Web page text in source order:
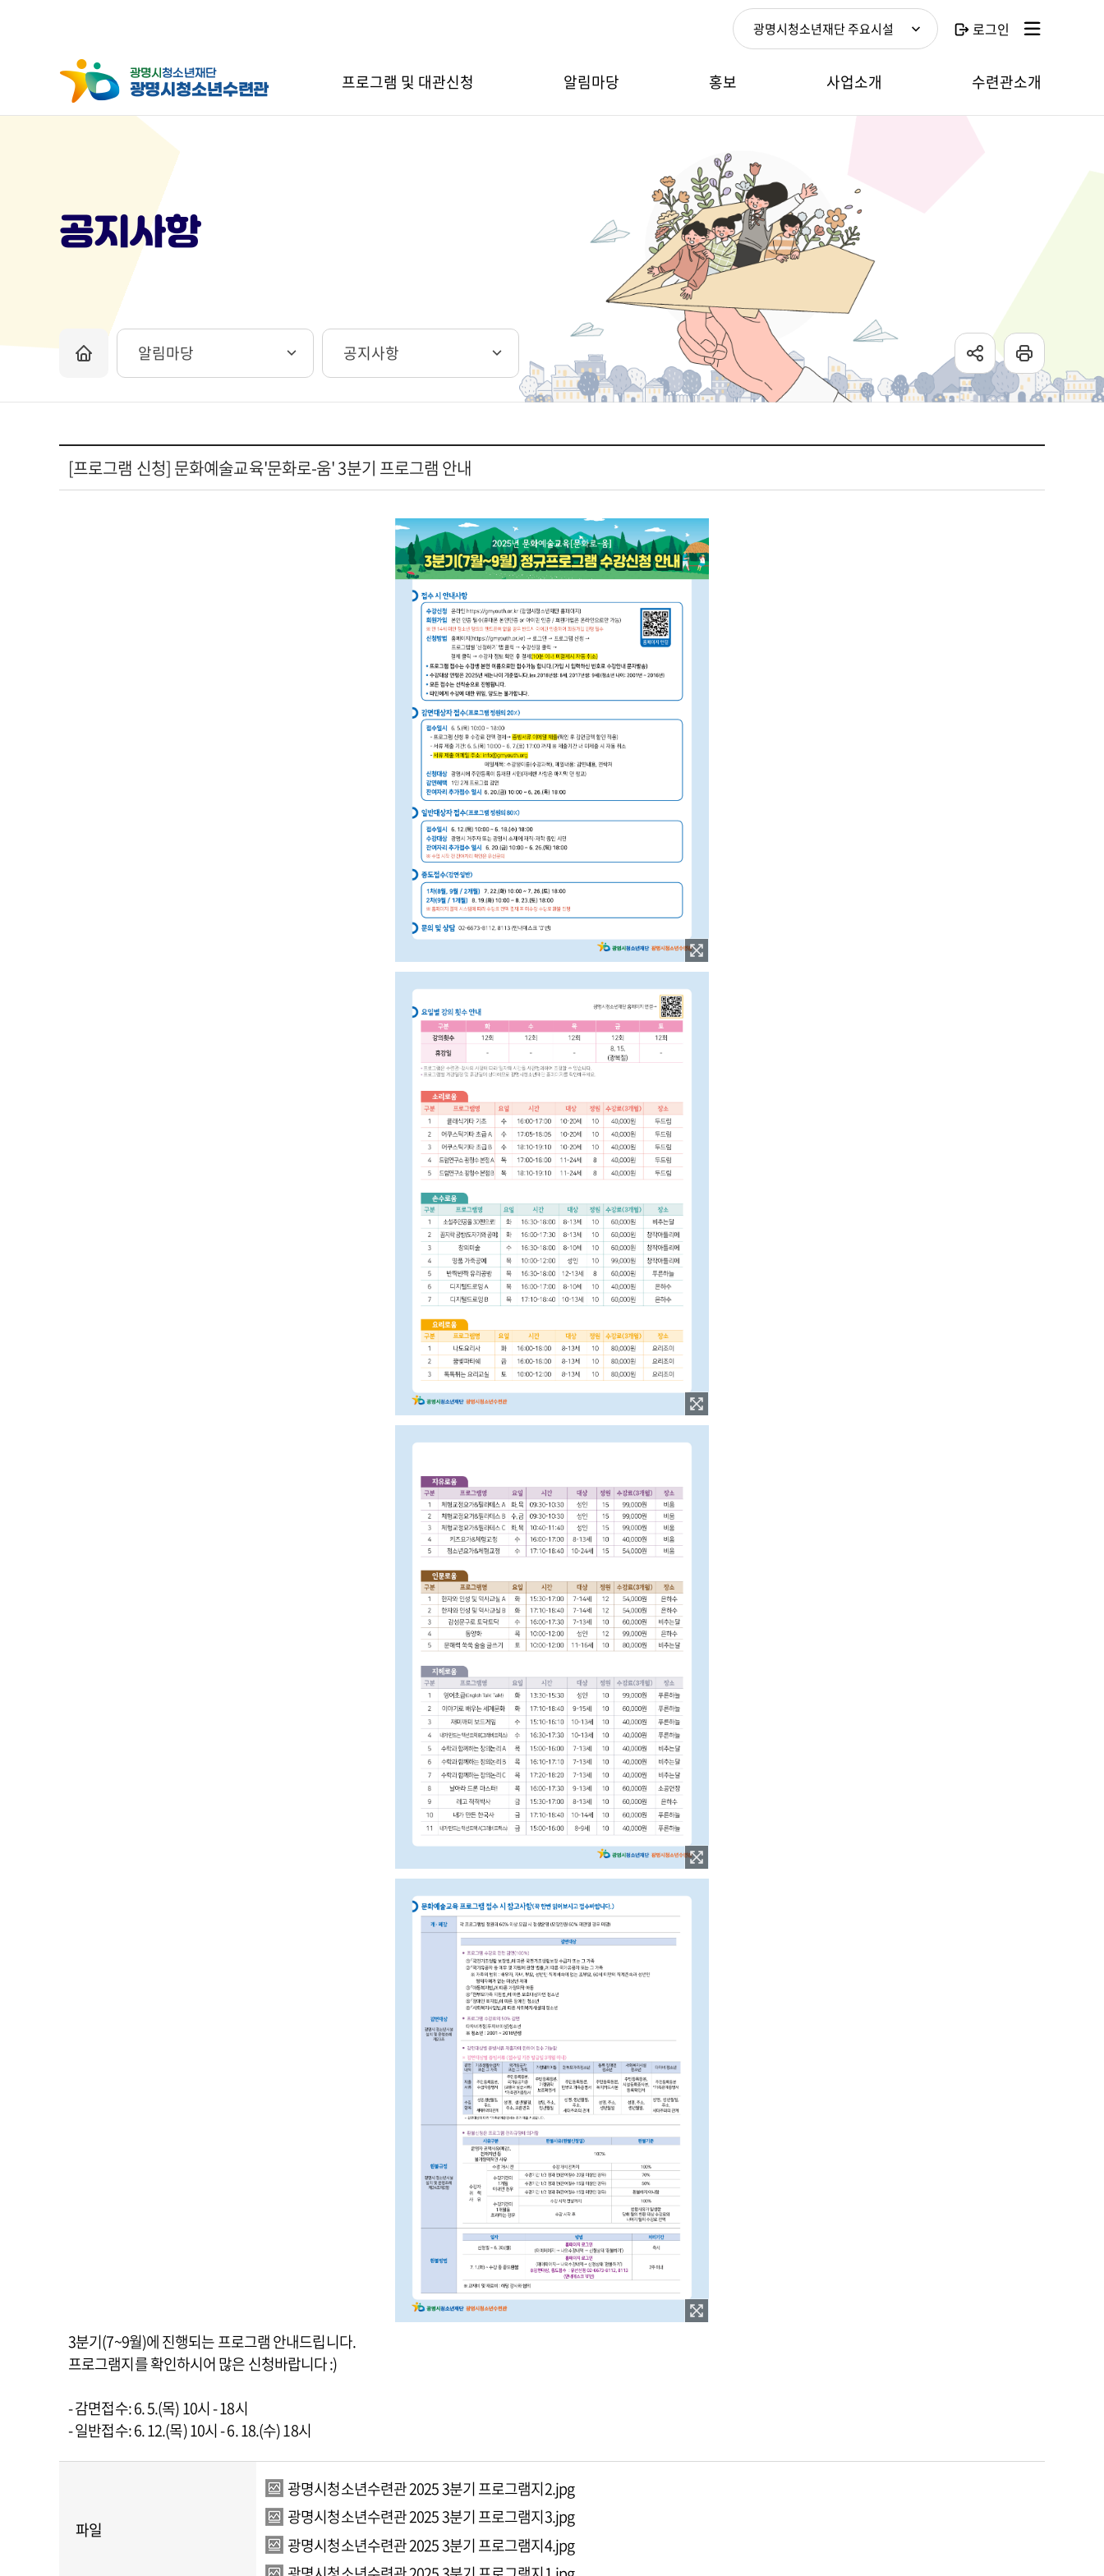
프로그램 및 대관신청 알림마당 홍보 사업소개 수련관소개
광명시청소년재단 주요시설 로그인
공지사항
알림마당 공지사항
[프로그램 신청] 문화예술교육'문화로-움' 3분기 프로그램 안내
3분기(7~9월)에 진행되는 프로그램 안내드립니다.
프로그램지를 확인하시어 많은 신청바랍니다 :)
- 감면접수: 6. 5.(목) 10시 - 18시
- 일반접수: 6. 12.(목) 10시 - 6. 18.(수) 18시
파일
광명시청소년수련관 2025 3분기 프로그램지2.jpg
광명시청소년수련관 2025 3분기 프로그램지3.jpg
광명시청소년수련관 2025 3분기 프로그램지4.jpg